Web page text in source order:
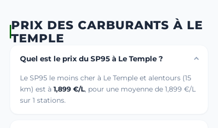
PRIX DES CARBURANTS À LE
TEMPLE
Quel est le prix du SP95 à Le Temple ?
Le SP95 le moins cher à Le Temple et alentours (15
km) est à 1,899 €/L, pour une moyenne de 1,899 €/L
sur 1 stations.